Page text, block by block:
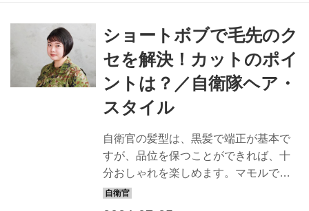
【教えてくれたヘアスタイリスト】
Keiko ヘアスタイリスト歴23年。東
京・表参道にある「NORA HAIR
SALON」にてサロンワークをこなすほ
か、アーティストなどのヘアメークも
担当。「髪質や顔形から似合う髪型を
提案します。自衛隊の皆さん、お待ち
しています！」 BEFORE：雨の日に髪
が膨らむ… 今回のモデル隊員 【...
ショートボブで毛先のク
セを解決！カットのポイ
ントは？／自衛隊ヘア・
スタイル
自衛官の髪型は、黒髪で端正が基本で
すが、品位を保つことができれば、十
分おしゃれを楽しめます。マモルで
は、すてきな隊員の姿は最高の広報に